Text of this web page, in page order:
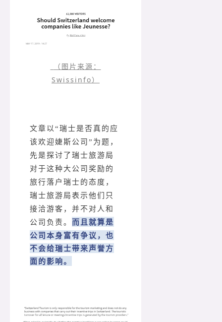
（图片来源：
Swissinfo）
文章以“瑞士是否真的应
该欢迎婕斯公司”为题，
先是探讨了瑞士旅游局
对于这种大公司奖励的
旅行落户瑞士的态度，
瑞士旅游局表示他们只
接洽游客，并不对人和
公司负责。 而且就算是
公司本身富有争议，也
不会给瑞士带来声誉方
面的影响。